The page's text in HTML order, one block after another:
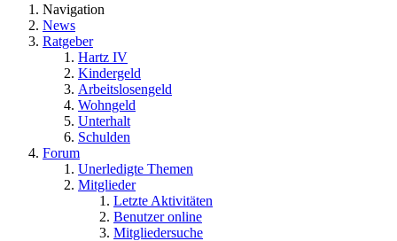
Navigation
News
Ratgeber
Hartz IV
Kindergeld
Arbeitslosengeld
Wohngeld
Unterhalt
Schulden
Forum
Unerledigte Themen
Mitglieder
Letzte Aktivitäten
Benutzer online
Mitgliedersuche